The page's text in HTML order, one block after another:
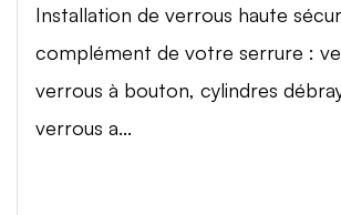
Installation de verrous haute
complément de votre serrure :
verrous à bouton, cylindres
verrous a...